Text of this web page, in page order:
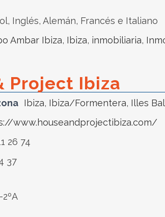
Inglés, Alemán, Francés e Italiano
Ambar Ibiza, Ibiza, inmobiliaria,
Project Ibiza
Ibiza, Ibiza/Formentera, Illes
www.houseandprojectibiza.com/
26 74
37